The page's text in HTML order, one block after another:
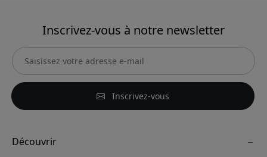
Inscrivez-vous à notre newsletter
Inscrivez-vous
Découvrir